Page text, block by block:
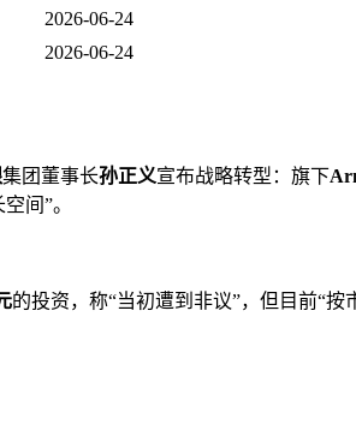
2026-06-24
2026-06-24
集团董事长孙正义宣布战略转型：旗下
间”。
的投资，称“当初遭到非议”，但目前“按